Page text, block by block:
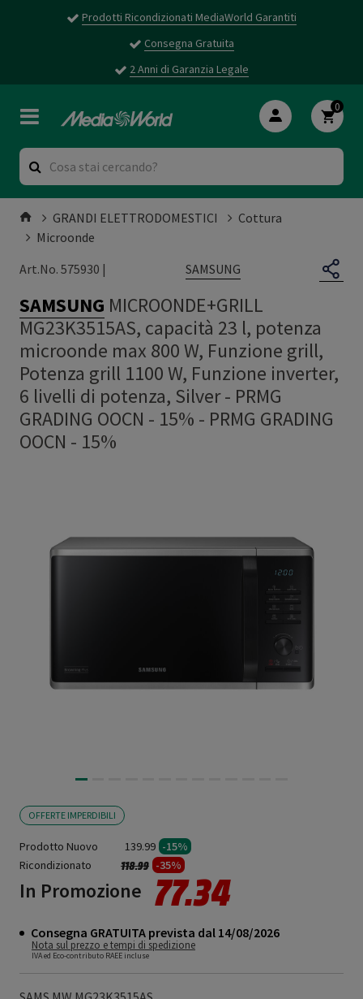
Prodotti Ricondizionati MediaWorld Garantiti
Consegna Gratuita
2 Anni di Garanzia Legale
0
GRANDI ELETTRODOMESTICI
Cottura
Microonde
Art.No. 575930 |
SAMSUNG
SAMSUNG MICROONDE+GRILL
MG23K3515AS, capacità 23 l, potenza
microonde max 800 W, Funzione grill,
Potenza grill 1100 W, Funzione inverter,
6 livelli di potenza, Silver - PRMG
GRADING OOCN - 15% - PRMG GRADING
OOCN - 15%
OFFERTE IMPERDIBILI
Prodotto Nuovo 139.99 -15%
Ricondizionato
Prezzo ridotto da
118.99a -35%
In Promozione 77.34
Consegna GRATUITA prevista dal 14/08/2026
Nota sul prezzo e tempi di spedizione
IVA ed Eco-contributo RAEE incluse